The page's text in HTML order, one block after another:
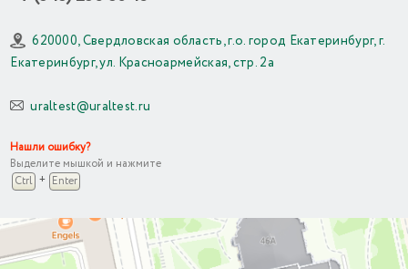
620000, Свердловская область, г.о. город Екатеринбург, г.
Екатеринбург, ул. Красноармейская, стр. 2а
uraltest@uraltest.ru
Нашли ошибку?
Выделите мышкой и нажмите
Ctrl + Enter